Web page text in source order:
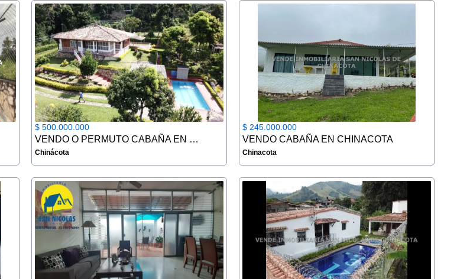
$ 500.000.000
VENDO O PERMUTO CABAÑA EN CHINACOTA
Chinácota
$ 245.000.000
VENDO CABAÑA EN CHINACOTA
Chinacota